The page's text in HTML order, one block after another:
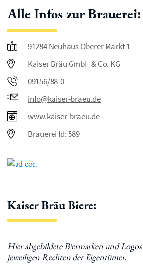
Alle Infos zur Brauerei:
91284 Neuhaus Oberer Markt 1
Kaiser Bräu GmbH & Co. KG
09156/88-0
info@kaiser-braeu.de
www.kaiser-braeu.de
Brauerei Id: 589
Kaiser Bräu Biere: